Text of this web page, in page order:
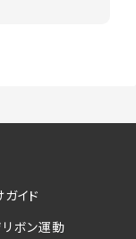
イド
ボン運動